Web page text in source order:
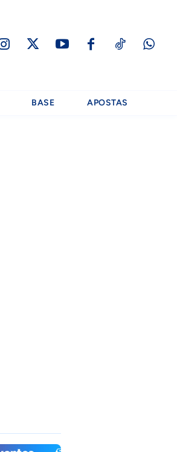
BASE APOSTAS